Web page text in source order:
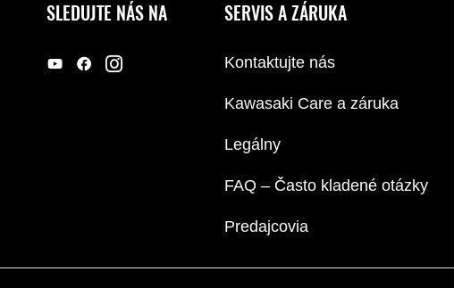
SLEDUJTE NÁS NA SERVIS A ZÁRUKA
Kontaktujte nás
Kawasaki Care a záruka
Legálny
FAQ – Často kladené otázky
Predajcovia